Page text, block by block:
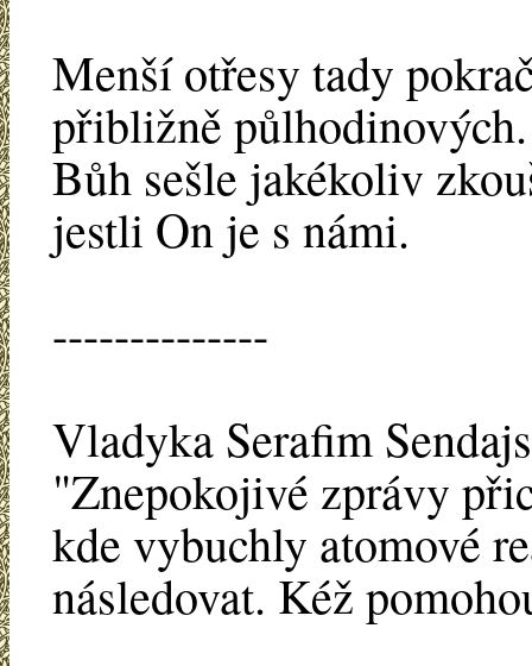
Menší otřesy tady
přibližně
Bůh sešle jakékoliv
jestli On je s námi.
--------------
Vladyka Serafim
"Znepokojivé zprávy
kde vybuchly atomové
následovat. Kéž